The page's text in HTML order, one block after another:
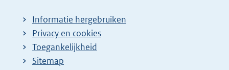
Informatie hergebruiken
Privacy en cookies
Toegankelijkheid
Sitemap